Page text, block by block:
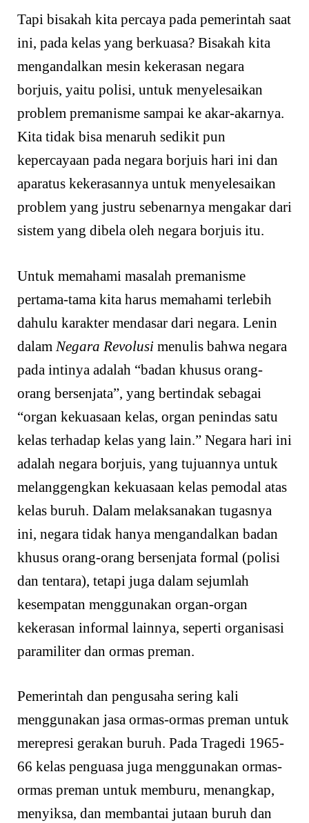
Tapi bisakah kita percaya pada pemerintah saat
ini, pada kelas yang berkuasa? Bisakah kita
mengandalkan mesin kekerasan negara
borjuis, yaitu polisi, untuk menyelesaikan
problem premanisme sampai ke akar-akarnya.
Kita tidak bisa menaruh sedikit pun
kepercayaan pada negara borjuis hari ini dan
aparatus kekerasannya untuk menyelesaikan
problem yang justru sebenarnya mengakar dari
sistem yang dibela oleh negara borjuis itu.
Untuk memahami masalah premanisme
pertama-tama kita harus memahami terlebih
dahulu karakter mendasar dari negara. Lenin
dalam Negara Revolusi menulis bahwa negara
pada intinya adalah “badan khusus orang-
orang bersenjata”, yang bertindak sebagai
“organ kekuasaan kelas, organ penindas satu
kelas terhadap kelas yang lain.” Negara hari ini
adalah negara borjuis, yang tujuannya untuk
melanggengkan kekuasaan kelas pemodal atas
kelas buruh. Dalam melaksanakan tugasnya
ini, negara tidak hanya mengandalkan badan
khusus orang-orang bersenjata formal (polisi
dan tentara), tetapi juga dalam sejumlah
kesempatan menggunakan organ-organ
kekerasan informal lainnya, seperti organisasi
paramiliter dan ormas preman.
Pemerintah dan pengusaha sering kali
menggunakan jasa ormas-ormas preman untuk
merepresi gerakan buruh. Pada Tragedi 1965-
66 kelas penguasa juga menggunakan ormas-
ormas preman untuk memburu, menangkap,
menyiksa, dan membantai jutaan buruh dan